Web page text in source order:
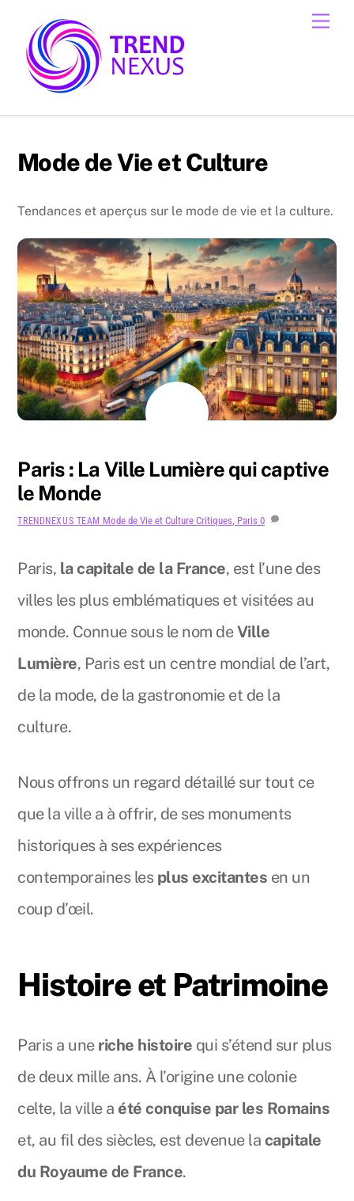
content
Mode de Vie et Culture
Tendances et aperçus sur le mode de vie et la culture.
Paris : La Ville Lumière qui captive
le Monde
TRENDNEXUS TEAM Mode de Vie et Culture Critiques, Paris 0
Paris, la capitale de la France, est l’une des
villes les plus emblématiques et visitées au
monde. Connue sous le nom deVille
Lumière, Paris est un centre mondial de l’art,
de la mode, de la gastronomie et de la
culture.
Nous offrons un regard détaillé sur tout ce
que la ville a à offrir, de ses monuments
historiques à ses expériences
contemporaines les plus excitantes en un
coup d’œil.
Histoire et Patrimoine
Paris a une riche histoire qui s’étend sur plus
de deux mille ans. À l’origine une colonie
celte, la ville a été conquise par les Romains
et, au fil des siècles, est devenue la capitale
du Royaume de France.